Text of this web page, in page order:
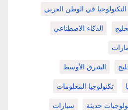
التكنولوجيا في الوطن العربي
الذكاء الاصطناعي
الشرق الأوسط
تكنولوجيا المعلومات
حديثة سيارات